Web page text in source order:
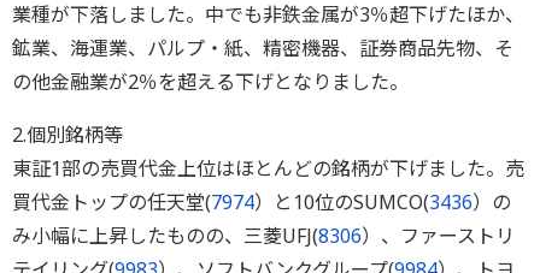
業種が下落しました。中でも非鉄金属が3％超下げたほか、
鉱業、海運業、パルプ・紙、精密機器、証券商品先物、そ
の他金融業が2％を超える下げとなりました。
2.個別銘柄等
東証1部の売買代金上位はほとんどの銘柄が下げました。売
買代金トップの任天堂(7974）と10位のSUMCO(3436）の
み小幅に上昇したものの、三菱UFJ(8306）、ファーストリ